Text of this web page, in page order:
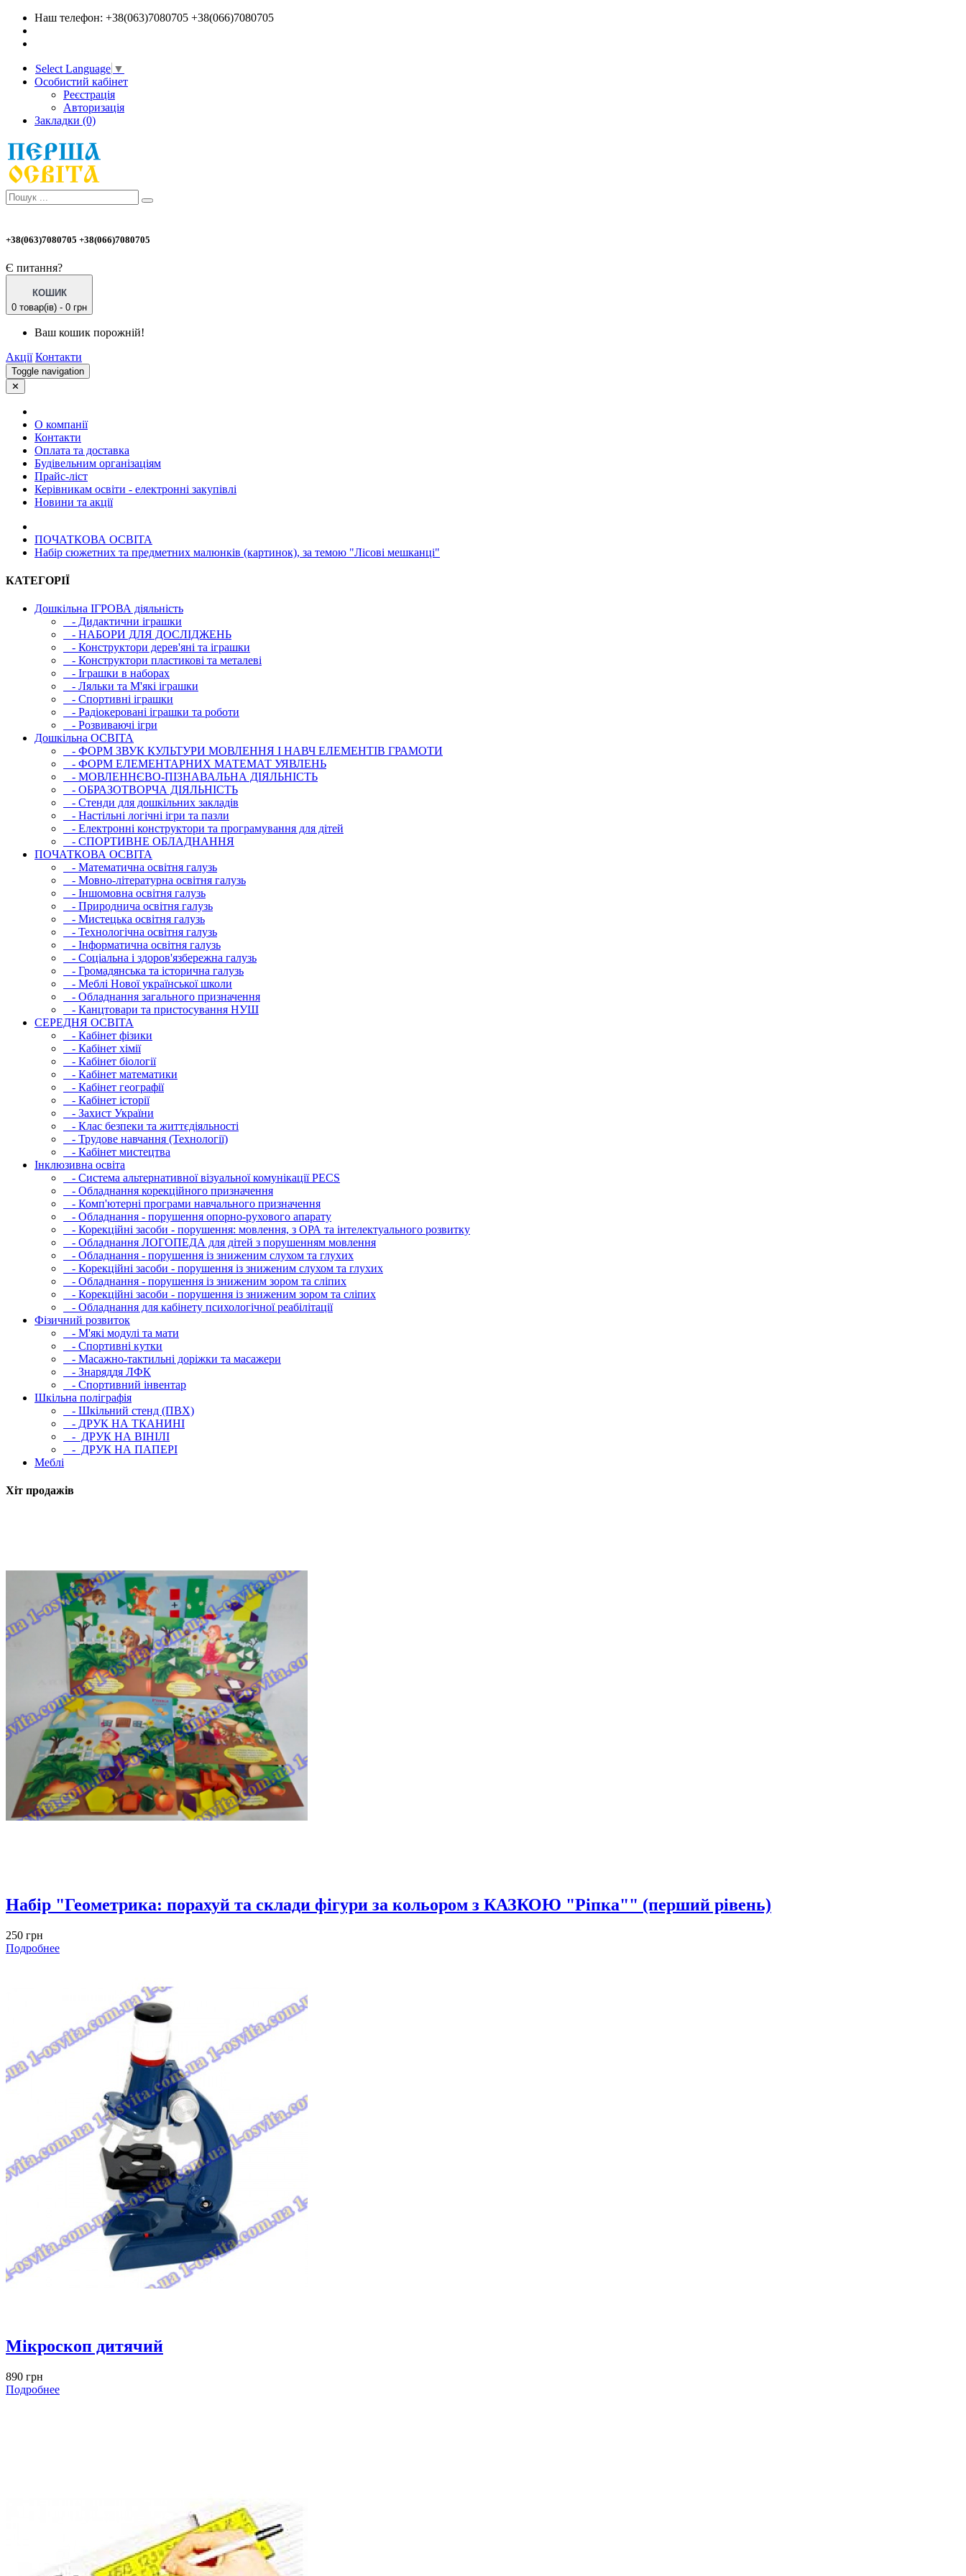
Наш телефон: +38(063)7080705 +38(066)7080705
Select Language ▼
Особистий кабінет
Реєстрація
Авторизація
Закладки (0)
+38(063)7080705 +38(066)7080705
Є питання?
КОШИК
0 товар(ів) - 0 грн
Ваш кошик порожній!
Акції Контакти
Toggle navigation
✕
О компанії
Контакти
Оплата та доставка
Будівельним організаціям
Прайс-ліст
Керівникам освіти - електронні закупівлі
Новини та акції
ПОЧАТКОВА ОСВIТА
Набір сюжетних та предметних малюнків (картинок), за темою "Лісові мешканці"
КАТЕГОРІЇ
Дошкільна ІГРОВА діяльність
- Дидактични іграшки
- НАБОРИ ДЛЯ ДОСЛІДЖЕНЬ
- Конструктори дерев'яні та іграшки
- Конструктори пластикові та металеві
- Іграшки в наборах
- Ляльки та М'які іграшки
- Спортивні іграшки
- Радіокеровані іграшки та роботи
- Розвиваючі ігри
Дошкільна ОСВIТА
- ФОРМ ЗВУК КУЛЬТУРИ МОВЛЕННЯ І НАВЧ ЕЛЕМЕНТІВ ГРАМОТИ
- ФОРМ ЕЛЕМЕНТАРНИХ МАТЕМАТ УЯВЛЕНЬ
- МОВЛЕННЄВО-ПІЗНАВАЛЬНА ДІЯЛЬНІСТЬ
- ОБРАЗОТВОРЧА ДІЯЛЬНІСТЬ
- Стенди для дошкільних закладів
- Настільні логічні ігри та пазли
- Електронні конструктори та програмування для дітей
- СПОРТИВНЕ ОБЛАДНАННЯ
ПОЧАТКОВА ОСВIТА
- Математична освітня галузь
- Мовно-літературна освітня галузь
- Iншомовна освітня галузь
- Природнича освітня галузь
- Мистецька освітня галузь
- Технологічна освітня галузь
- Інфopматична освітня галузь
- Соціальна і здоров'язбережна галузь
- Громадянська та історична галузь
- Меблі Нової української школи
- Обладнання загального призначення
- Канцтовари та пристосування НУШ
СЕРЕДНЯ ОСВIТА
- Кабінет фізики
- Кабінет хімії
- Кабінет біології
- Кабінет математики
- Кабінет географії
- Кабінет історії
- Захист України
- Клас безпеки та життєдіяльності
- Трудове навчання (Технології)
- Кабінет мистецтва
Інклюзивна освіта
- Система альтернативної візуальної комунікації PECS
- Обладнання корекційного призначення
- Комп'ютерні програми навчального призначення
- Обладнання - порушення опорно-рухового апарату
- Корекційні засоби - порушення: мовлення, з ОРА та інтелектуального розвитку
- Обладнання ЛОГОПЕДА для дітей з порушенням мовлення
- Обладнання - порушення із зниженим слухом та глухих
- Корекційні засоби - порушення із зниженим слухом та глухих
- Обладнання - порушення із зниженим зором та сліпих
- Корекційні засоби - порушення із зниженим зором та сліпих
- Обладнання для кабінету психологічної реабілітації
Фізичний розвиток
- М'які модулi та мати
- Спортивні кутки
- Масажно-тактильні доріжки та масажери
- Знаряддя ЛФК
- Спортивний інвентар
Шкільна поліграфія
- Шкільний стенд (ПВХ)
- ДРУК НА ТКАНИНІ
- ДРУК НА ВІНІЛІ
- ДРУК НА ПАПЕРІ
Меблі
Хіт продажів
Набір "Геометрика: порахуй та склади фігури за кольором з КАЗКОЮ "Ріпка"" (перший рівень)
250 грн
Подробнее
Мікроскоп дитячий
890 грн
Подробнее